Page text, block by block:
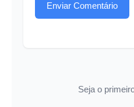
Enviar Comentário
Seja o